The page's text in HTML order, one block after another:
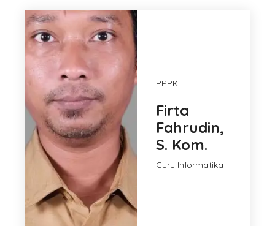
PPPK
Firta
Fahrudin,
S. Kom.
Guru Informatika